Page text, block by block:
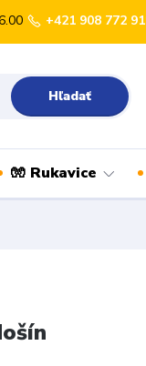
Hľadať
+421 908 772
🧤 Rukavice